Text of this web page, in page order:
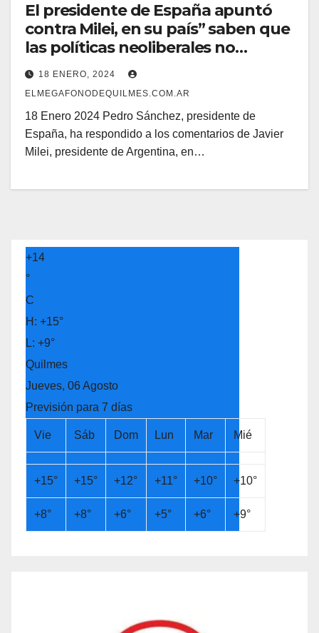
El presidente de España apuntó
contra Milei, en su país” saben que
las políticas neoliberales no
funcionan”
18 ENERO, 2024
ELMEGAFONODEQUILMES.COM.AR
18 Enero 2024 Pedro Sánchez, presidente de
España, ha respondido a los comentarios de Javier
Milei, presidente de Argentina, en…
+14
°
C
H: +15°
L: +9°
Quilmes
Jueves, 06 Agosto
Previsión para 7 días
Vie Sáb Dom Lun Mar Mié
+15° +15° +12° +11° +10° +10°
+8° +8° +6° +5° +6° +9°